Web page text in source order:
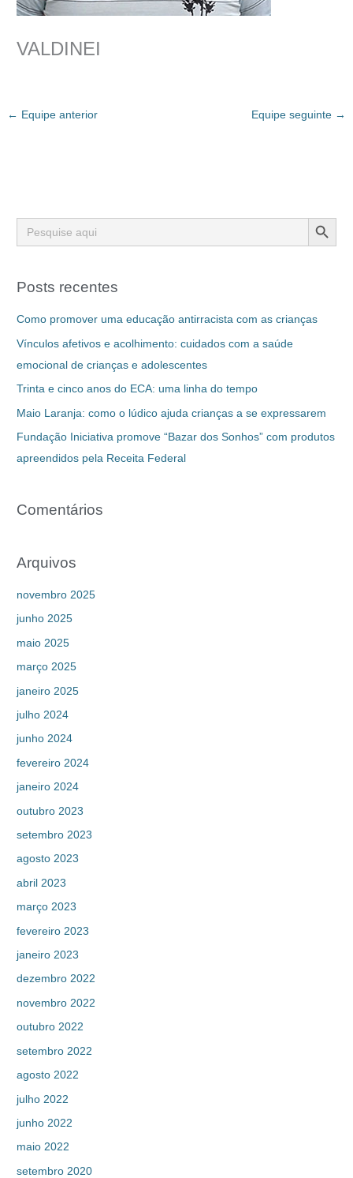
VALDINEI
← Equipe anterior Equipe seguinte →
Search
for:
Search Button
Posts recentes
Como promover uma educação antirracista com as crianças
Vínculos afetivos e acolhimento: cuidados com a saúde
emocional de crianças e adolescentes
Trinta e cinco anos do ECA: uma linha do tempo
Maio Laranja: como o lúdico ajuda crianças a se expressarem
Fundação Iniciativa promove “Bazar dos Sonhos” com produtos
apreendidos pela Receita Federal
Comentários
Arquivos
novembro 2025
junho 2025
maio 2025
março 2025
janeiro 2025
julho 2024
junho 2024
fevereiro 2024
janeiro 2024
outubro 2023
setembro 2023
agosto 2023
abril 2023
março 2023
fevereiro 2023
janeiro 2023
dezembro 2022
novembro 2022
outubro 2022
setembro 2022
agosto 2022
julho 2022
junho 2022
maio 2022
setembro 2020